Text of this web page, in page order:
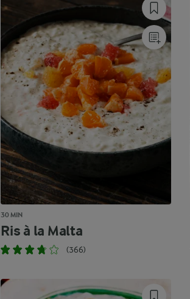
30 MIN
Ris à la Malta
(366)